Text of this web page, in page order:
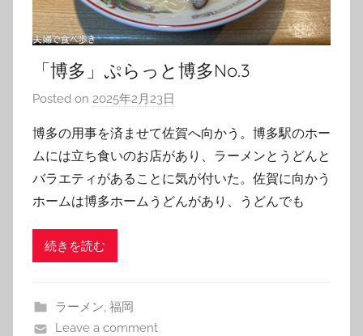
「博多」ぷらっと博多No.3
Posted on 2025年2月23日
T
o
m
博多の用事を済ませて佐賀へ向かう。博多駅のホー
ムには立ち食いのお店があり、ラーメンとうどんと
バラエティがあることに気が付いた。佐賀に向かう
ホームは博多ホームうどんがあり、うどんでも
続きを読む
ラーメン, 福岡
Leave a comment